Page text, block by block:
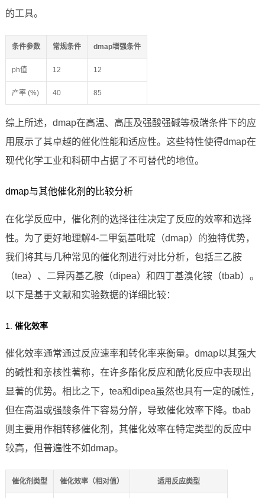
的工具。
条件参数 常规条件 dmap增强条件
ph值 12 12
产率 (%) 40 85
综上所述，dmap在高温、高压及强酸强碱等极端条件下的应
用展示了其卓越的催化性能和适应性。这些特性使得dmap在
现代化学工业和科研中占据了不可替代的地位。
dmap与其他催化剂的比较分析
在化学反应中，催化剂的选择往往决定了反应的效率和选择
性。为了更好地理解4-二甲氨基吡啶（dmap）的独特优势，
我们将其与几种常见的催化剂进行对比分析，包括三乙胺
（tea）、二异丙基乙胺（dipea）和四丁基溴化铵（tbab）。
以下是基于文献和实验数据的详细比较：
1. 催化效率
催化效率通常通过反应速率和转化率来衡量。dmap以其强大
的碱性和亲核性著称，在许多酯化反应和酰化反应中表现出
显著的优势。相比之下，tea和dipea虽然也具有一定的碱性，
但在高温或强酸条件下容易分解，导致催化效率下降。tbab
则主要用作相转移催化剂，其催化效率在特定类型的反应中
较高，但普遍性不如dmap。
催化剂类型 催化效率（相对值） 适用反应类型